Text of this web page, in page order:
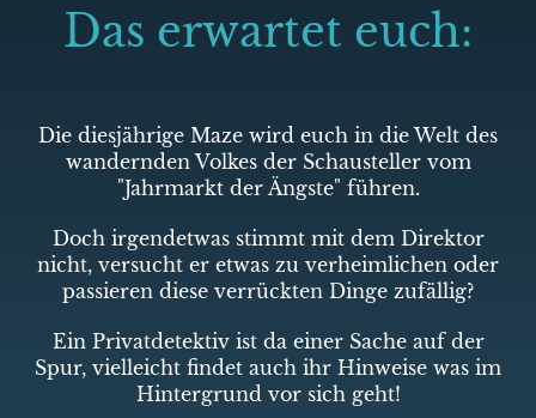
Das erwartet euch:
Die diesjährige Maze wird euch in die Welt des
wandernden Volkes der Schausteller vom
"Jahrmarkt der Ängste" führen.
Doch irgendetwas stimmt mit dem Direktor
nicht, versucht er etwas zu verheimlichen oder
passieren diese verrückten Dinge zufällig?
Ein Privatdetektiv ist da einer Sache auf der
Spur, vielleicht findet auch ihr Hinweise was im
Hintergrund vor sich geht!